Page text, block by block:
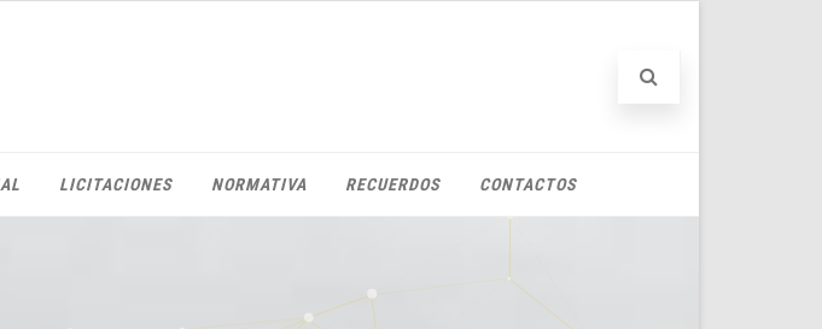
LICITACIONES NORMATIVA RECUERDOS CONTACTOS